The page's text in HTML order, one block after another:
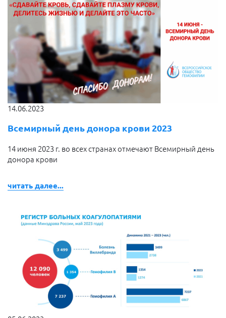
14.06.2023
Всемирный день донора крови 2023
14 июня 2023 г. во всех странах отмечают Всемирный день
донора крови
читать далее...